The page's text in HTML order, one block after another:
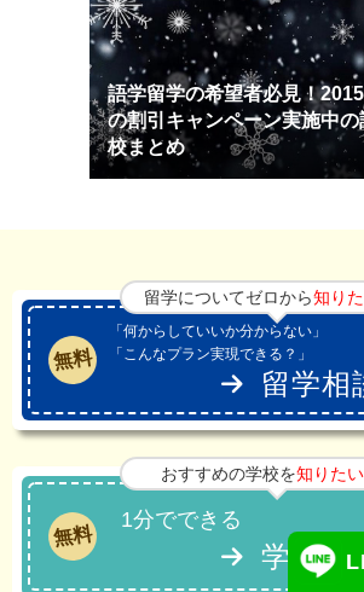
語学留学の希望者必見！
の割引キャンペーン実施中の
校まとめ
留学についてゼロから知りた
無料
「何からしていいか分からない」
「こんなプラン実現できる？」
留学相
おすすめの学校を知りたい
無料
1分でできる
学校診